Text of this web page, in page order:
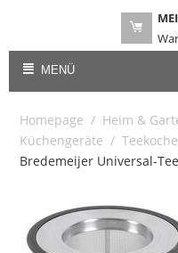
MENÜ
Homepage / Heim &
Küchengeräte /
Bredemeijer Universal-